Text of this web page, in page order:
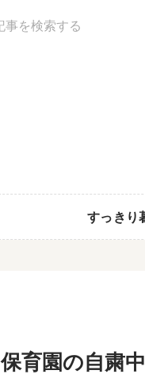
すっきり
保育園の自粛